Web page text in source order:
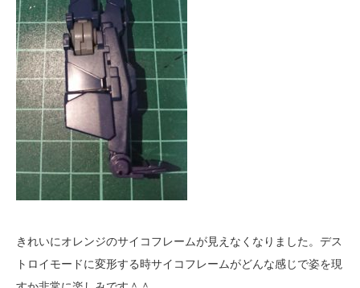
きれいにオレンジのサイコフレームが見えなくなりました。デス
トロイモードに変形する時サイコフレームがどんな感じで姿を現